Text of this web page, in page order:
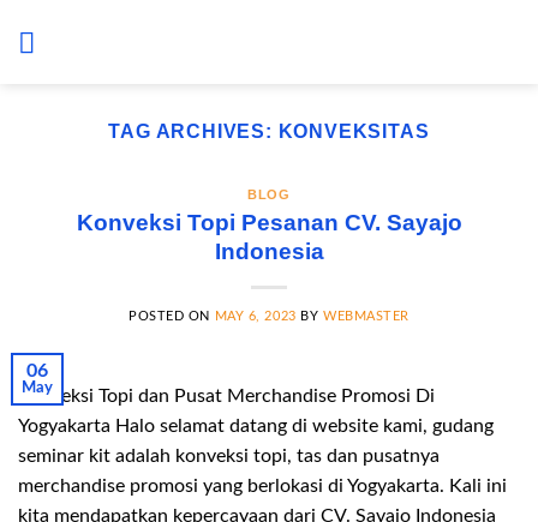
TAG ARCHIVES: KONVEKSITAS
BLOG
Konveksi Topi Pesanan CV. Sayajo
Indonesia
POSTED ON MAY 6, 2023 BY WEBMASTER
06
May
Konveksi Topi dan Pusat Merchandise Promosi Di
Yogyakarta Halo selamat datang di website kami, gudang
seminar kit adalah konveksi topi, tas dan pusatnya
merchandise promosi yang berlokasi di Yogyakarta. Kali ini
kita mendapatkan kepercayaan dari CV. Sayajo Indonesia